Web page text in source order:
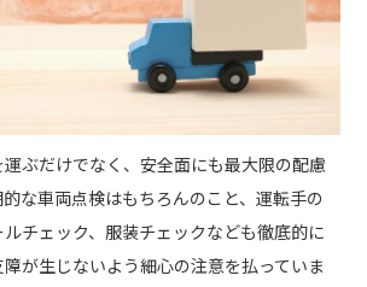
ぶだけでなく、安全面にも最大限の配慮
な車両点検はもちろんのこと、運転手の
チェック、服装チェックなども徹底的に
が生じないよう細心の注意を払っていま